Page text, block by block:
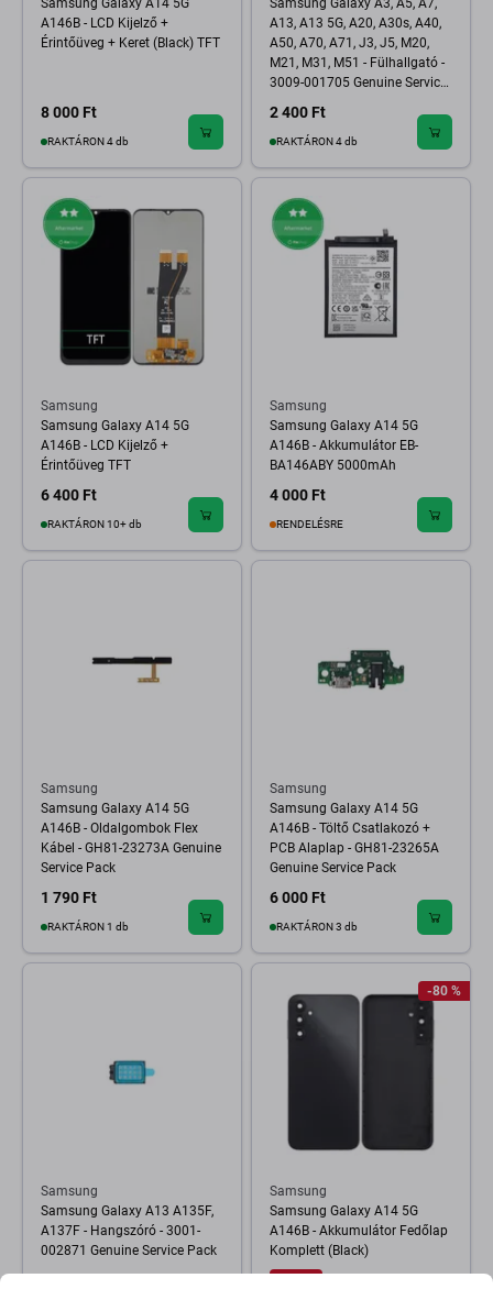
Samsung Galaxy A14 5G
A146B - LCD Kijelző +
Érintőüveg + Keret (Black) TFT
8 000 Ft
RAKTÁRON 4 db
Samsung Galaxy A3, A5, A7,
A13, A13 5G, A20, A30s, A40,
A50, A70, A71, J3, J5, M20,
M21, M31, M51 - Fülhallgató -
3009-001705 Genuine Service
2 400 Ft
RAKTÁRON 4 db
Samsung
Samsung Galaxy A14 5G
A146B - LCD Kijelző +
Érintőüveg TFT
6 400 Ft
RAKTÁRON 10+ db
Samsung
Samsung Galaxy A14 5G
A146B - Akkumulátor EB-
BA146ABY 5000mAh
4 000 Ft
RENDELÉSRE
Samsung
Samsung Galaxy A14 5G
A146B - Oldalgombok Flex
Kábel - GH81-23273A Genuine
Service Pack
1 790 Ft
RAKTÁRON 1 db
Samsung
Samsung Galaxy A14 5G
A146B - Töltő Csatlakozó +
PCB Alaplap - GH81-23265A
Genuine Service Pack
6 000 Ft
RAKTÁRON 3 db
Samsung
Samsung Galaxy A13 A135F,
A137F - Hangszóró - 3001-
002871 Genuine Service Pack
-80 %
Samsung
Samsung Galaxy A14 5G
A146B - Akkumulátor Fedőlap
Komplett (Black)